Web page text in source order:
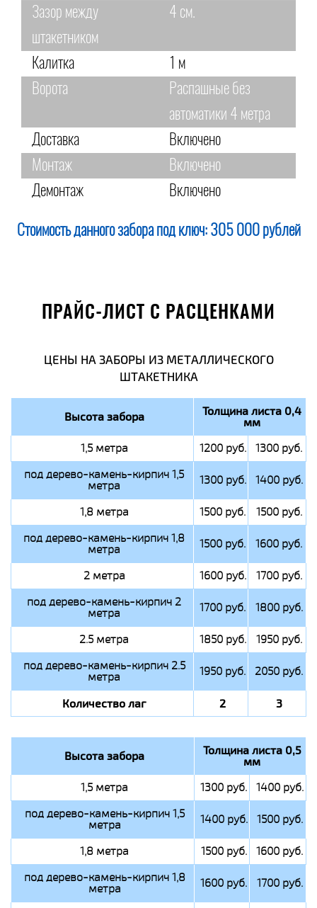
Зазор между
штакетником
4 см.
Калитка
1 м
Ворота
Распашные без
автоматики 4 метра
Доставка
Включено
Монтаж
Включено
Демонтаж
Включено
Стоимость данного забора под ключ: 305 000 рублей
ПРАЙС-ЛИСТ С РАСЦЕНКАМИ
ЦЕНЫ НА ЗАБОРЫ ИЗ МЕТАЛЛИЧЕСКОГО
ШТАКЕТНИКА
Высота забора Толщина листа 0,4
мм
1,5 метра 1200 руб.
1300 руб.
под дерево-камень-кирпич 1,5
метра 1300 руб. 1400 руб.
1,8 метра 1500 руб.
1500 руб.
под дерево-камень-кирпич 1,8
метра 1500 руб. 1600 руб.
2 метра 1600 руб.
1700 руб.
под дерево-камень-кирпич 2
метра 1700 руб. 1800 руб.
2.5 метра 1850 руб.
1950 руб.
под дерево-камень-кирпич 2.5
метра 1950 руб. 2050 руб.
Количество лаг 2 3
Высота забора Толщина листа 0,5
мм
1,5 метра 1300 руб.
1400 руб.
под дерево-камень-кирпич 1,5
метра 1400 руб. 1500 руб.
1,8 метра 1500 руб.
1600 руб.
под дерево-камень-кирпич 1,8
метра 1600 руб. 1700 руб.